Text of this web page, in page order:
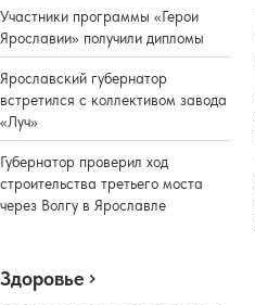
Участники программы «Герои
Ярославии» получили дипломы
Ярославский губернатор
встретился с коллективом завода
«Луч»
Губернатор проверил ход
строительства третьего моста
через Волгу в Ярославле
Здоровье